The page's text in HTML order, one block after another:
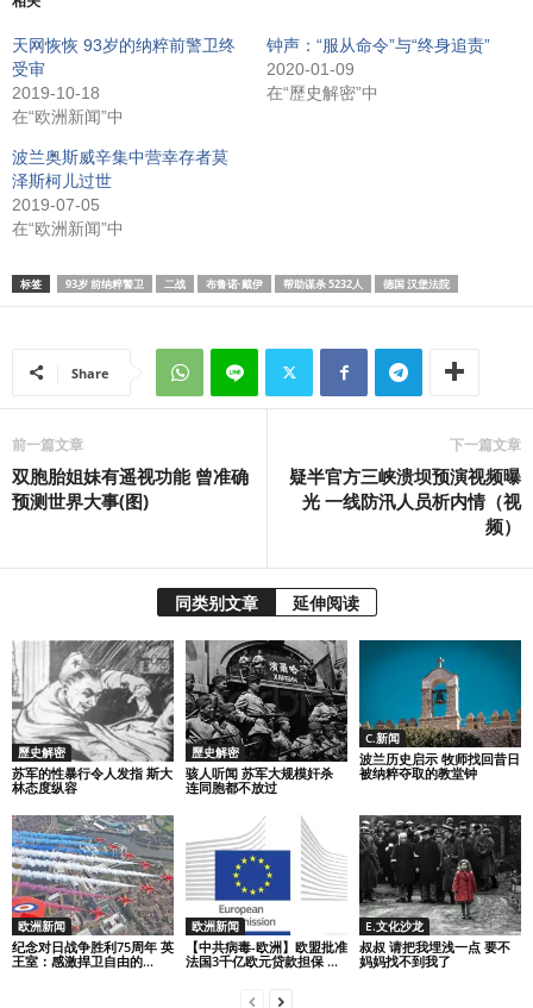
天网恢恢 93岁的纳粹前警卫终
受审
2019-10-18
在“欧洲新闻”中
钟声：“服从命令”与“终身追责”
2020-01-09
在“歷史解密”中
波兰奥斯威辛集中营幸存者莫
泽斯柯儿过世
2019-07-05
在“欧洲新闻”中
标签 93岁 前纳粹警卫 二战 布鲁诺·戴伊 帮助谋杀 5232人 德国 汉堡法院
Share
前一篇文章
双胞胎姐妹有遥视功能 曾准确
预测世界大事(图)
下一篇文章
疑半官方三峡溃坝预演视频曝
光 一线防汛人员析内情（视
频）
同类别文章 延伸阅读
歷史解密
苏军的性暴行令人发指 斯大
林态度纵容
歷史解密
骇人听闻 苏军大规模奸杀
连同胞都不放过
C.新闻
波兰历史启示 牧师找回昔日
被纳粹夺取的教堂钟
欧洲新闻
纪念对日战争胜利75周年 英
王室：感激捍卫自由的...
欧洲新闻
【中共病毒-欧洲】欧盟批准
法国3千亿欧元贷款担保 ...
E.文化沙龙
叔叔 请把我埋浅一点 要不
妈妈找不到我了